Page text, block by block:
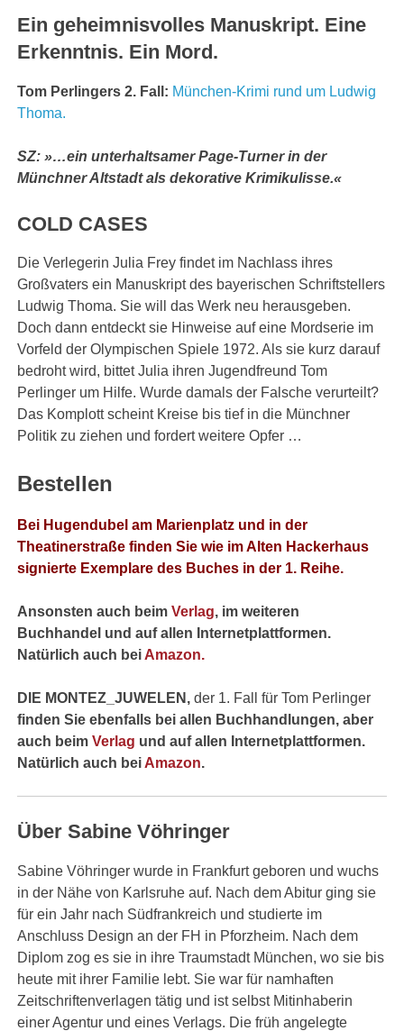
Ein geheimnisvolles Manuskript. Eine
Erkenntnis. Ein Mord.
Tom Perlingers 2. Fall: München-Krimi rund um Ludwig
Thoma.
SZ:»…ein unterhaltsamer Page-Turner in der
Münchner Altstadt als dekorative Krimikulisse.«
COLD CASES
Die Verlegerin Julia Frey findet im Nachlass ihres
Großvaters ein Manuskript des bayerischen Schriftstellers
Ludwig Thoma. Sie will das Werk neu herausgeben.
Doch dann entdeckt sie Hinweise auf eine Mordserie im
Vorfeld der Olympischen Spiele 1972. Als sie kurz darauf
bedroht wird, bittet Julia ihren Jugendfreund Tom
Perlinger um Hilfe. Wurde damals der Falsche verurteilt?
Das Komplott scheint Kreise bis tief in die Münchner
Politik zu ziehen und fordert weitere Opfer …
Bestellen
Bei Hugendubel am Marienplatz und in der
Theatinerstraße finden Sie wie im Alten Hackerhaus
signierte Exemplare des Buches in der 1. Reihe.
Ansonsten auch beimVerlag, im weiteren
Buchhandel und auf allen Internetplattformen.
Natürlich auch bei Amazon.
DIE MONTEZ_JUWELEN,der 1. Fall für Tom Perlinger
finden Sie ebenfalls bei allen Buchhandlungen, aber
auch beimVerlag und auf allen Internetplattformen.
Natürlich auch bei Amazon.
Über Sabine Vöhringer
Sabine Vöhringer wurde in Frankfurt geboren und wuchs
in der Nähe von Karlsruhe auf. Nach dem Abitur ging sie
für ein Jahr nach Südfrankreich und studierte im
Anschluss Design an der FH in Pforzheim. Nach dem
Diplom zog es sie in ihre Traumstadt München, wo sie bis
heute mit ihrer Familie lebt. Sie war für namhaften
Zeitschriftenverlagen tätig und ist selbst Mitinhaberin
einer Agentur und eines Verlags. Die früh angelegte